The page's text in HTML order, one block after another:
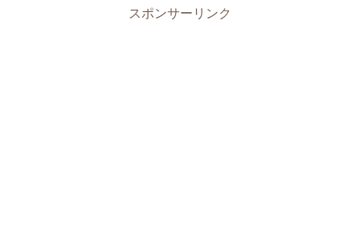
スポンサーリンク